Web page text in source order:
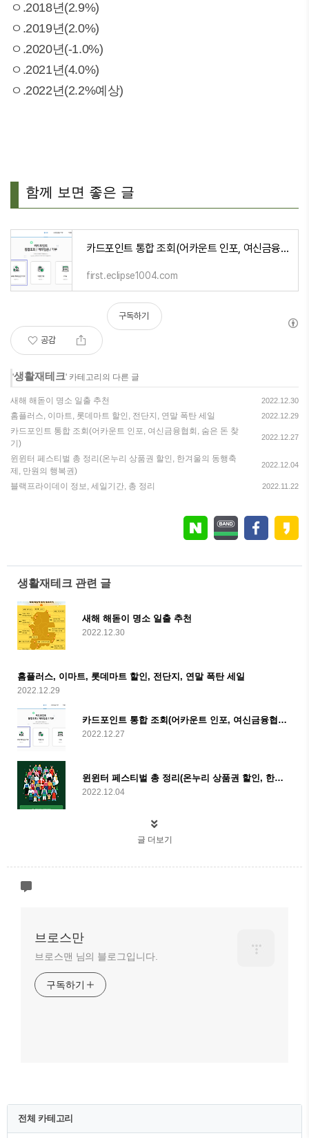
ㅇ.2018년(2.9%)
ㅇ.2019년(2.0%)
ㅇ.2020년(-1.0%)
ㅇ.2021년(4.0%)
ㅇ.2022년(2.2%예상)
함께 보면 좋은 글
카드포인트 통합 조회(어카운트 인포, 여신금융협회, 숨은 돈 찾기)
first.eclipse1004.com
공감
구독하기
'생활재테크' 카테고리의 다른 글
새해 해돋이 명소 일출 추천 2022.12.30
홈플러스, 이마트, 롯데마트 할인, 전단지, 연말 폭탄 세일 2022.12.29
카드포인트 통합 조회(어카운트 인포, 여신금융협회, 숨은 돈 찾
기)
2022.12.27
윈윈터 페스티벌 총 정리(온누리 상품권 할인, 한겨울의 동행축
제, 만원의 행복권)
2022.12.04
블랙프라이데이 정보, 세일기간, 총 정리 2022.11.22
생활재테크 관련 글
새해 해돋이 명소 일출 추천
2022.12.30
홈플러스, 이마트, 롯데마트 할인, 전단지, 연말 폭탄 세일
2022.12.29
카드포인트 통합 조회(어카운트 인포, 여신금융협회, 숨은 돈 찾기)
2022.12.27
윈윈터 페스티벌 총 정리(온누리 상품권 할인, 한겨울의 동행축제, 만원의 행복권)
2022.12.04
글 더보기
브로스만
브로스맨 님의 블로그입니다.
구독하기
전체 카테고리